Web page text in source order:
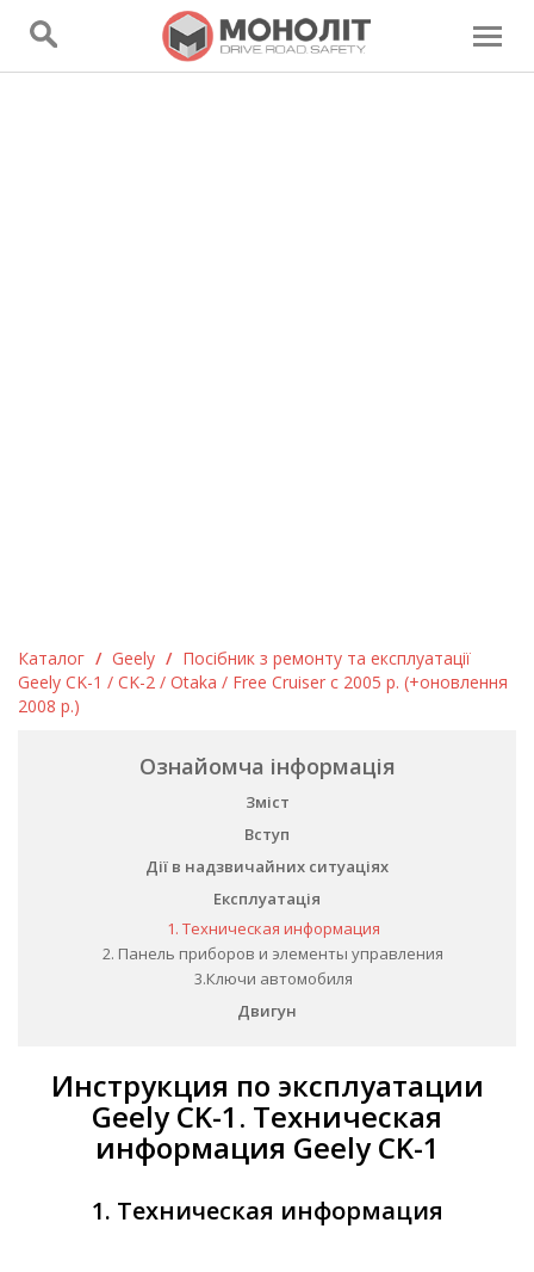
Каталог / Geely / Посібник з ремонту та експлуатації
Geely CK-1 / CK-2 / Otaka / Free Cruiser c 2005 р. (+оновлення
2008 р.)
Ознайомча інформація
Зміст
Вступ
Дії в надзвичайних ситуаціях
Експлуатація
1. Техническая информация
2. Панель приборов и элементы управления
3.Ключи автомобиля
Двигун
Инструкция по эксплуатации
Geely CK-1. Техническая
информация Geely CK-1
1. Техническая информация